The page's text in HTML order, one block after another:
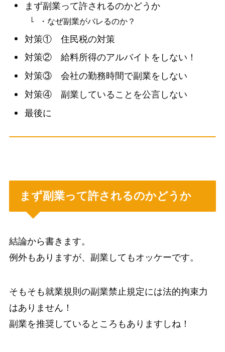
まず副業って許されるのかどうか
・なぜ副業がバレるのか？
対策① 住民税の対策
対策② 給料所得のアルバイトをしない！
対策③ 会社の勤務時間で副業をしない
対策④ 副業していることを公言しない
最後に
まず副業って許されるのかどうか
結論から書きます。
例外もありますが、副業してもオッケーです。
そもそも就業規則の副業禁止規定には法的拘束力
はありません！
副業を推奨しているところもありますしね！